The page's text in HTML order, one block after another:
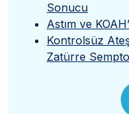
Sonucu
Astım ve
Kontrolsüz
Zatürre